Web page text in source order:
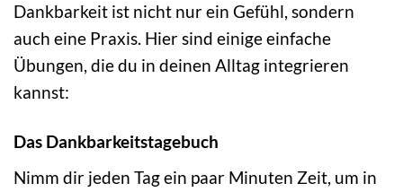
Dankbarkeit ist nicht nur ein Gefühl, sondern
auch eine Praxis. Hier sind einige einfache
Übungen, die du in deinen Alltag integrieren
kannst:
Das Dankbarkeitstagebuch
Nimm dir jeden Tag ein paar Minuten Zeit, um in